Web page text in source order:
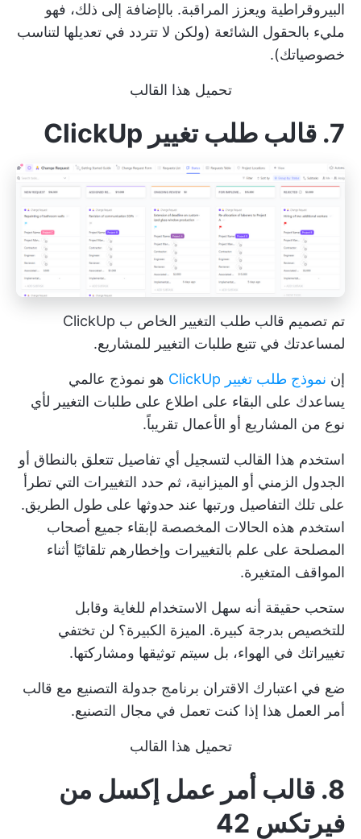
البيروقراطية ويعزز المراقبة. بالإضافة إلى ذلك، فهو
مليء بالحقول الشائعة (ولكن لا تتردد في تعديلها لتناسب
خصوصياتك).
تحميل هذا القالب
7. قالب طلب تغيير ClickUp
تم تصميم قالب طلب التغيير الخاص ب ClickUp
لمساعدتك في تتبع طلبات التغيير للمشاريع.
إن نموذج طلب تغيير ClickUp
هو نموذج عالمي
يساعدك على البقاء على اطلاع على طلبات التغيير لأي
نوع من المشاريع أو الأعمال تقريباً.
استخدم هذا القالب لتسجيل أي تفاصيل تتعلق بالنطاق أو
الجدول الزمني أو الميزانية، ثم حدد التغييرات التي تطرأ
على تلك التفاصيل ورتبها عند حدوثها على طول الطريق.
استخدم هذه الحالات المخصصة لإبقاء جميع أصحاب
المصلحة على علم بالتغييرات وإخطارهم تلقائيًا أثناء
المواقف المتغيرة.
ستحب حقيقة أنه سهل الاستخدام للغاية وقابل
للتخصيص بدرجة كبيرة. الميزة الكبيرة؟ لن تختفي
تغييراتك في الهواء، بل سيتم توثيقها ومشاركتها.
ضع في اعتبارك الاقتران برنامج جدولة التصنيع مع قالب
أمر العمل هذا إذا كنت تعمل في مجال التصنيع.
تحميل هذا القالب
8. قالب أمر عمل إكسل من
فيرتكس 42